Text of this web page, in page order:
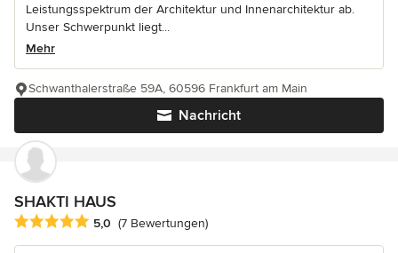
Leistungsspektrum der Architektur und Innenarchitektur ab.
Unser Schwerpunkt liegt...
Mehr
Nachricht
Schwanthalerstraße 59A, 60596 Frankfurt am Main
SHAKTI HAUS
Durchschnittliche Bewertung: 5 von 5 Sternen
5,0 (7 Bewertungen)